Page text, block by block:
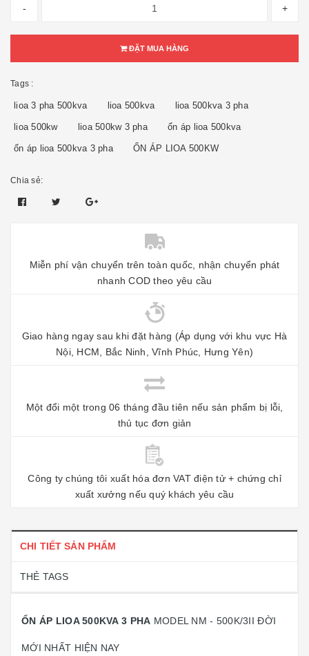
- +
ĐẶT MUA HÀNG
Tags :
lioa 3 pha 500kva lioa 500kva lioa 500kva 3 pha
lioa 500kw lioa 500kw 3 pha ổn áp lioa 500kva
ổn áp lioa 500kva 3 pha ỔN ÁP LIOA 500KW
Chia sẻ:
Miễn phí vận chuyển trên toàn quốc, nhận chuyển phát
nhanh COD theo yêu cầu
Giao hàng ngay sau khi đặt hàng (Áp dụng với khu vực Hà
Nội, HCM, Bắc Ninh, Vĩnh Phúc, Hưng Yên)
Một đổi một trong 06 tháng đầu tiên nếu sản phẩm bị lỗi,
thủ tục đơn giản
Công ty chúng tôi xuất hóa đơn VAT điện tử + chứng chỉ
xuất xưởng nếu quý khách yêu cầu
CHI TIẾT SẢN PHẨM
THẺ TAGS
ỔN ÁP LIOA 500KVA 3 PHA MODEL NM - 500K/3II ĐỜI
MỚI NHẤT HIỆN NAY